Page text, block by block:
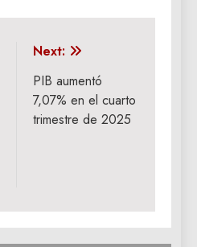
Next:
PIB aumentó
7,07% en el cuarto
trimestre de 2025